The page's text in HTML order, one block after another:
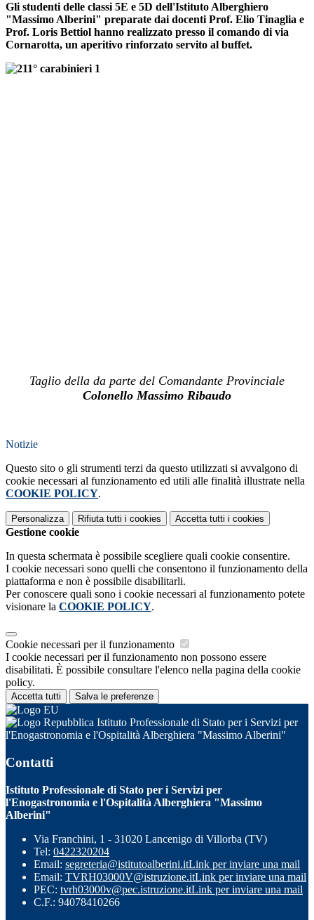
Gli studenti delle classi 5E e 5D dell'Istituto Alberghiero
"Massimo Alberini" preparate dai docenti Prof. Elio Tinaglia e
Prof. Loris Bettiol hanno realizzato presso il comando di via
Cornarotta, un aperitivo rinforzato servito al buffet.
Taglio della da parte del Comandante Provinciale
ColonelloMassimo Ribaudo
Notizie
Questo sito o gli strumenti terzi da questo utilizzati si avvalgono di
cookie necessari al funzionamento ed utili alle finalità illustrate nella
COOKIE POLICY.
Personalizza Rifiuta tutti i cookies Accetta tutti i cookies
Gestione cookie
In questa schermata è possibile scegliere quali cookie consentire.
I cookie necessari sono quelli che consentono il funzionamento della
piattaforma e non è possibile disabilitarli.
Per conoscere quali sono i cookie necessari al funzionamento potete
visionare la COOKIE POLICY.
Cookie necessari per il funzionamento
I cookie necessari per il funzionamento non possono essere
disabilitati. È possibile consultare l'elenco nella pagina della cookie
policy.
Accetta tutti Salva le preferenze
Istituto Professionale di Stato per i Servizi per
l'Enogastronomia e l'Ospitalità Alberghiera "Massimo Alberini"
Contatti
Istituto Professionale di Stato per i Servizi per
l'Enogastronomia e l'Ospitalità Alberghiera "Massimo
Alberini"
Via Franchini, 1 - 31020 Lancenigo di Villorba (TV)
Tel: 0422320204
Email: segreteria@istitutoalberini.itLink per inviare una mail
Email: TVRH03000V@istruzione.itLink per inviare una mail
PEC: tvrh03000v@pec.istruzione.itLink per inviare una mail
C.F.: 94078410266